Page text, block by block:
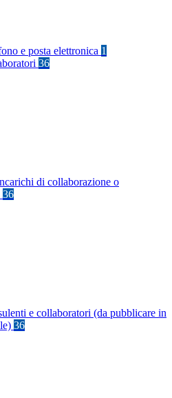
e posta elettronica 1
36
di collaborazione o
36
e collaboratori (da pubblicare in
36